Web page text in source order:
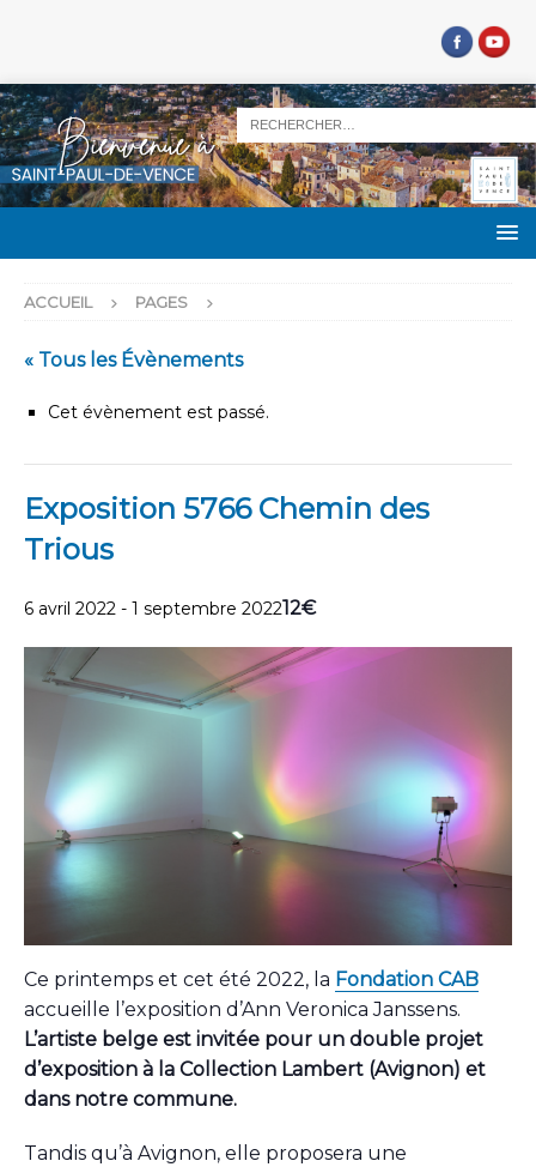
ACCUEIL PAGES
« Tous les Évènements
Cet évènement est passé.
Exposition 5766 Chemin des
Trious
6 avril 2022 - 1 septembre 202212€
Ce printemps et cet été 2022, la Fondation CAB
accueille l’exposition d’Ann Veronica Janssens.
L’artiste belge est invitée pour un double projet
d’exposition à la Collection Lambert (Avignon) et
dans notre commune.
Tandis qu’à Avignon, elle proposera une